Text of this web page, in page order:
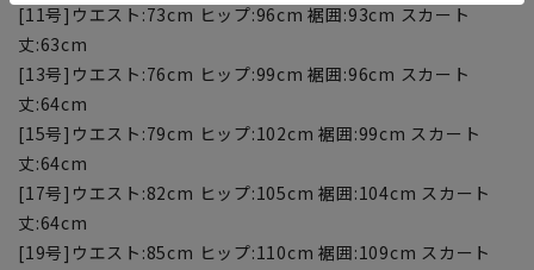
[11号]ウエスト:73cm ヒップ:96cm 裾囲:93cm スカート
丈:63cm
[13号]ウエスト:76cm ヒップ:99cm 裾囲:96cm スカート
丈:64cm
[15号]ウエスト:79cm ヒップ:102cm 裾囲:99cm スカート
丈:64cm
[17号]ウエスト:82cm ヒップ:105cm 裾囲:104cm スカート
丈:64cm
[19号]ウエスト:85cm ヒップ:110cm 裾囲:109cm スカート